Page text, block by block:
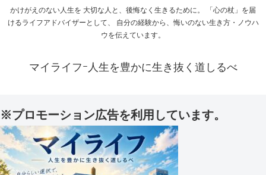
かけがえのない人生を 大切な人と、後悔なく生きるために。 「心の杖」を届
けるライフアドバイザーとして、 自分の経験から、悔いのない生き方・ノウハ
ウを伝えています。
マイライフｰ人生を豊かに生き抜く道しるべ
※プロモーション広告を利用しています。